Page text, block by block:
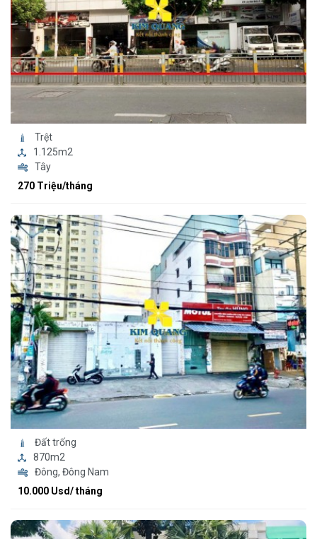
Trệt
1.125m2
Tây
270 Triệu/tháng
Đất trống
870m2
Đông, Đông Nam
10.000 Usd/ tháng